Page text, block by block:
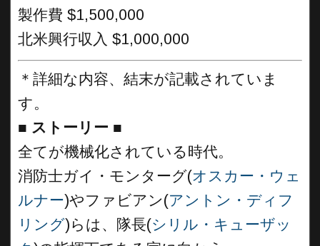
製作費 $1,500,000
北米興行収入 $1,000,000
＊詳細な内容、結末が記載されていま
す。
■ ストーリー ■
全てが機械化されている時代。
消防士ガイ・モンターグ(オスカー・ウェ
ルナー)やファビアン(アントン・ディフ
リング)らは、隊長(シリル・キューザッ